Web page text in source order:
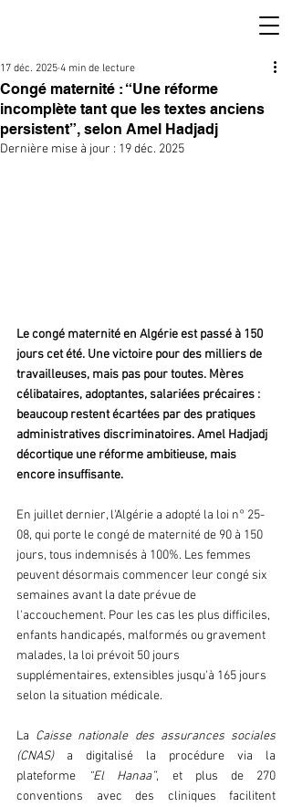
Congé maternité : “Une réforme
incomplète tant que les textes anciens
persistent”, selon Amel Hadjadj
17 déc. 2025 4 min de lecture
Dernière mise à jour : 19 déc. 2025
Le congé maternité en Algérie est passé à 150
jours cet été. Une victoire pour des milliers de
travailleuses, mais pas pour toutes. Mères
célibataires, adoptantes, salariées précaires :
beaucoup restent écartées par des pratiques
administratives discriminatoires. Amel Hadjadj
décortique une réforme ambitieuse, mais
encore insuffisante.
En juillet dernier, l'Algérie a adopté la loi n° 25-
08, qui porte le congé de maternité de 90 à 150
jours, tous indemnisés à 100%. Les femmes
peuvent désormais commencer leur congé six
semaines avant la date prévue de
l'accouchement. Pour les cas les plus difficiles,
enfants handicapés, malformés ou gravement
malades, la loi prévoit 50 jours
supplémentaires, extensibles jusqu'à 165 jours
selon la situation médicale.
La Caisse nationale des assurances sociales
(CNAS) a digitalisé la procédure via la
plateforme
“El Hanaa”, et plus de 270
conventions avec des cliniques facilitent